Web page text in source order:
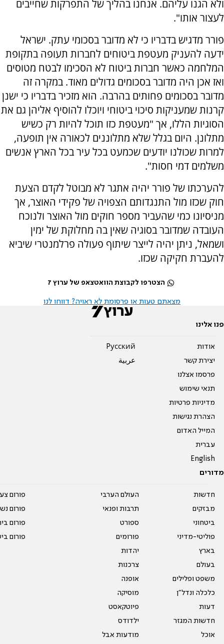
ולא הגנו עליהם. אנחנו בהליך של התפרקות שחייבים
לעצור אותו".
פורר מדגיש בדבריו כי לא מדובר בסכומי עתק. ישראל
ידעה להעניק מעטפת ביטוחים לחברות תעופה בתקופת
המלחמה כאשר חברות ביטוח לא הסכימו לבטח מטוסים
ואז אכן היה מדובר בסכומים גדולים מאוד. במקרה זה
מדובר בסכומים פחותים בהרבה. הוא מזכיר בדבריו כי ישנן
קרנות שמעניקות סיכוי ביטוחי ויוכלו להוסיף אליהן גם את
הסוגיות הללו, אך "מעטפת כזו תוכל להיות רק כשיש
מתלונן. היום בגלל שלא מתלוננים לכאורה אין תופעה,
למרות שכולנו יודעים שכמעט בכל עיר בכל הארץ אנשים
משלמים דמי חסות".
להערכתו של פורר יהיה אתגר לא מבוטל לקדם הצעת
חוק שכזו מול התנגדותם הצפויה של פקידי האוצר, אך
מניסיונו כמי שהעביר מספר חוקים מול האוצר ולנוכח
העובדה שמדובר בסוגיה שאין בה מחלוקת של ימין
ושמאל, ניתן יהיה לייצר שיתוף פעולה פרלמנטרי שיביא
להעברת חקיקה שכזו.
הצטרפו לקבוצת הוואטצאפ של ערוץ 7
מצאתם טעות או פרסומת לא ראויה? דווחו לנו
פנו אלינו
אודות
יצירת קשר
פרסמו אצלנו
תנאי שימוש
מדיניות פרטיות
הצהרת נגישות
המייל האדום
עברית
English
Pусский
عربية
מדורים
חדשות
מבזקים
ביטחוני
פוליטי-מדיני
בארץ
בעולם
משפט ופלילים
כלכלה ונדל"ן
דעות
חדשות המגזר
אוכל
העולם הערבי
תרבות ופנאי
ספורט
פורומים
יהדות
צרכנות
אופנה
מוסיקה
פיוטקאסט
ילדודס
מודעות אבל
פורום
פורום
פורום
פורום